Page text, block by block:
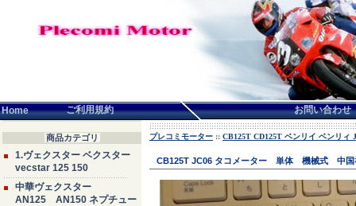
Home ご利用規約 お問い合わせ
商品カテゴリ
1.ヴェクスター ベクスター
vecstar 125 150
中華ヴェクスター
AN125 AN150 ネプチュー
プレコミモーター :: CB125T CD125T ベンリイ ベンリィ
CB125T JC06 タコメーター 単体 機械式 中